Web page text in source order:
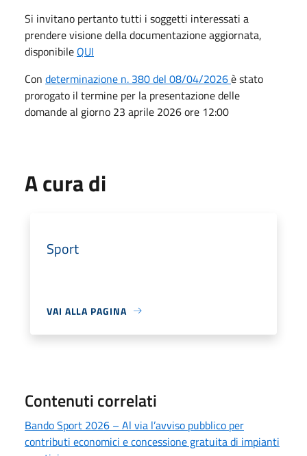
Si invitano pertanto tutti i soggetti interessati a
prendere visione della documentazione aggiornata,
disponibile QUI
Con determinazione n. 380 del 08/04/2026è stato
prorogato il termine per la presentazione delle
domande al giorno 23 aprile 2026 ore 12:00
A cura di
Sport
VAI ALLA PAGINA
Contenuti correlati
Bando Sport 2026 – Al via l’avviso pubblico per
contributi economici e concessione gratuita di impianti